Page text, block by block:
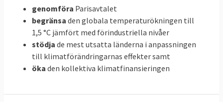
se källan.
Svenskarnas energianvändning
och utsläpp i EU
den så kallade primära energianvändningen,
genomföra Parisavtalet
begränsa den globala temperaturökningen till
1,5 °C jämfört med förindustriella nivåer
stödja de mest utsatta länderna i anpassningen
till klimatförändringarnas effekter samt
öka den kollektiva klimatfinansieringen